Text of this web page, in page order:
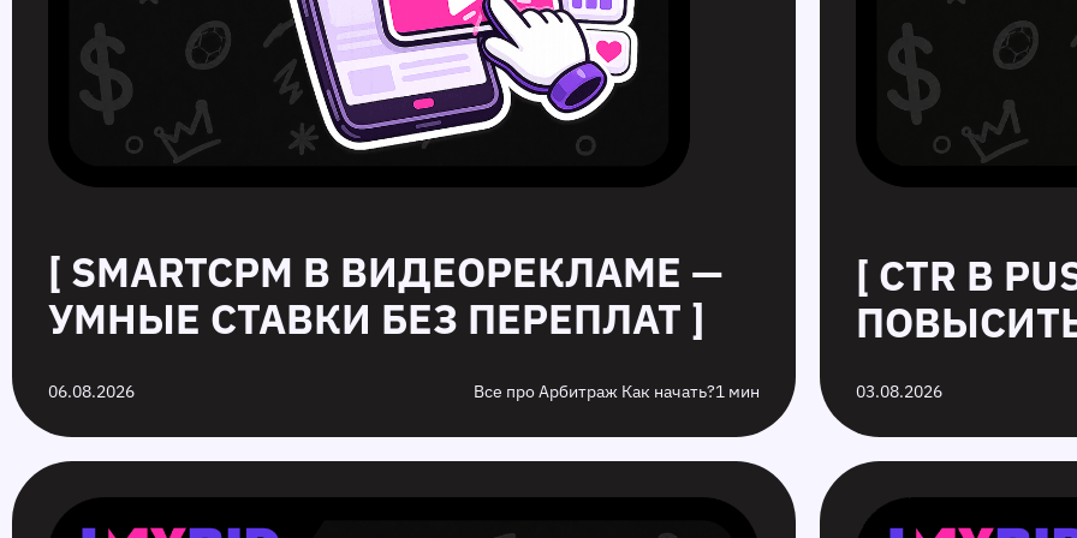
[ SMARTCPM В ВИДЕОРЕКЛАМЕ —
УМНЫЕ СТАВКИ БЕЗ ПЕРЕПЛАТ ]
06.08.2026 Все про Арбитраж Как начать?1 мин
[ CTR В
03.08.2026